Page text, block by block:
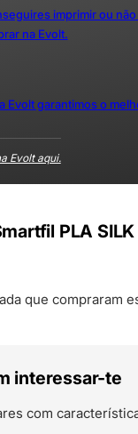
imprimir ou
na Evolt.
Evolt garantimos o
Evolt aqui.
PLA
que compraram
interessar-te
com